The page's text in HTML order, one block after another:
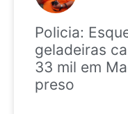
Policia:
geladeiras
33 mil em
preso